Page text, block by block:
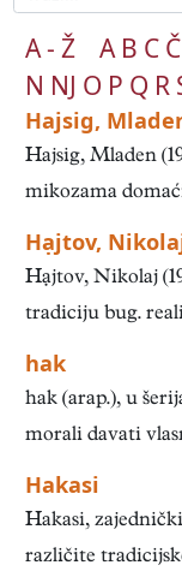
A - Ž A B C Č
N NJ O P Q R
Hajsig,
Hajsig, Mladen
mikozama
Hạjtov,
Hạjtov, Nikolaj
tradiciju bug.
hak
hak (arap.), u
morali davati
Hakasi
Hakasi,
različite